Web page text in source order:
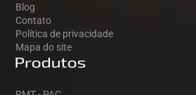
Blog
Contato
Política de privacidade
Mapa do site
Produtos